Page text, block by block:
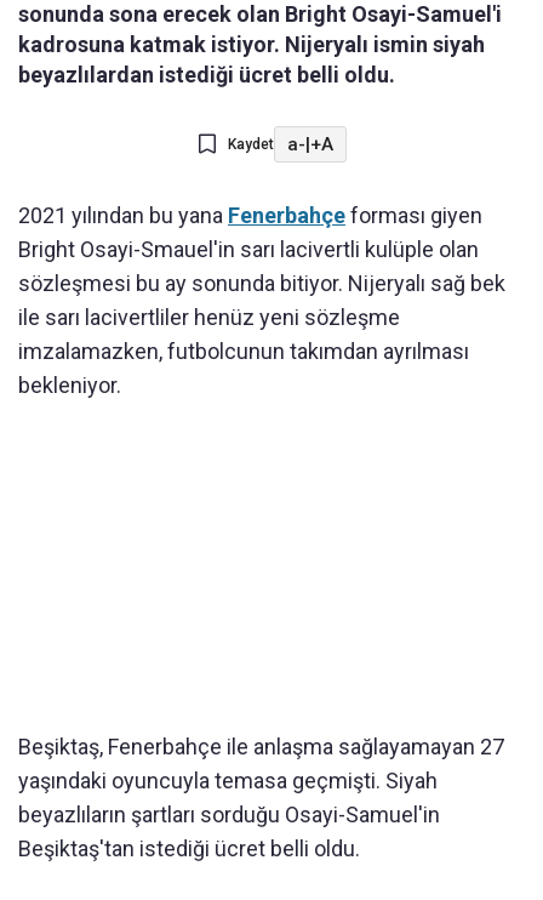
sonunda sona erecek olan Bright Osayi-Samuel'i
kadrosuna katmak istiyor. Nijeryalı ismin siyah
beyazlılardan istediği ücret belli oldu.
Kaydet a-|+A
2021 yılından bu yana Fenerbahçeforması giyen
Bright Osayi-Smauel'in sarı lacivertli kulüple olan
sözleşmesi bu ay sonunda bitiyor. Nijeryalı sağ bek
ile sarı lacivertliler henüz yeni sözleşme
imzalamazken, futbolcunun takımdan ayrılması
bekleniyor.
Beşiktaş, Fenerbahçe ile anlaşma sağlayamayan 27
yaşındaki oyuncuyla temasa geçmişti. Siyah
beyazlıların şartları sorduğu Osayi-Samuel'in
Beşiktaş'tan istediği ücret belli oldu.